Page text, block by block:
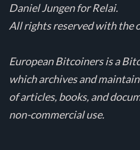
Daniel Jungen for Relai.
All rights reserved with the
European Bitcoiners is a
which archives and
of articles, books, and
non-commercial use.